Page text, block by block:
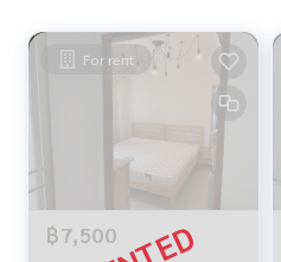
For rent
฿7,500